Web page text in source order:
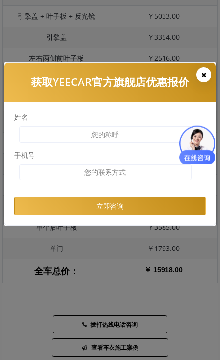
引擎盖 + 叶子板 + 反光镜 ￥5033.00
引擎盖 ￥3354.00
左右两侧前叶子板 ￥2516.00
反光镜 ￥503.00
后保险杠 ￥3001.00
￥1484.00
￥2508.00
单个后叶子板 ￥3585.00
单门 ￥1793.00
全车总价： ￥ 15918.00
拨打热线电话咨询
查看车衣施工案例
获取YEECAR官方旗舰店优惠报价
姓名
手机号
立即咨询